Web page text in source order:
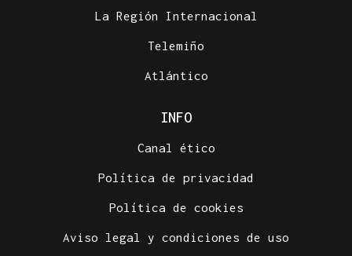
La Región Internacional
Telemiño
Atlántico
INFO
Canal ético
Política de privacidad
Política de cookies
Aviso legal y condiciones de uso